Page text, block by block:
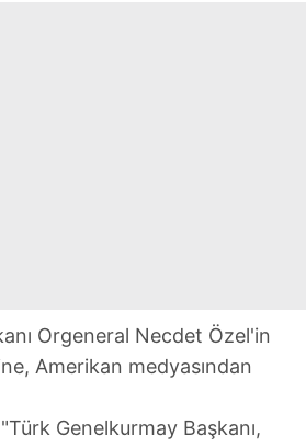
Orgeneral Necdet Özel'in
Amerikan medyasından
Genelkurmay Başkanı,